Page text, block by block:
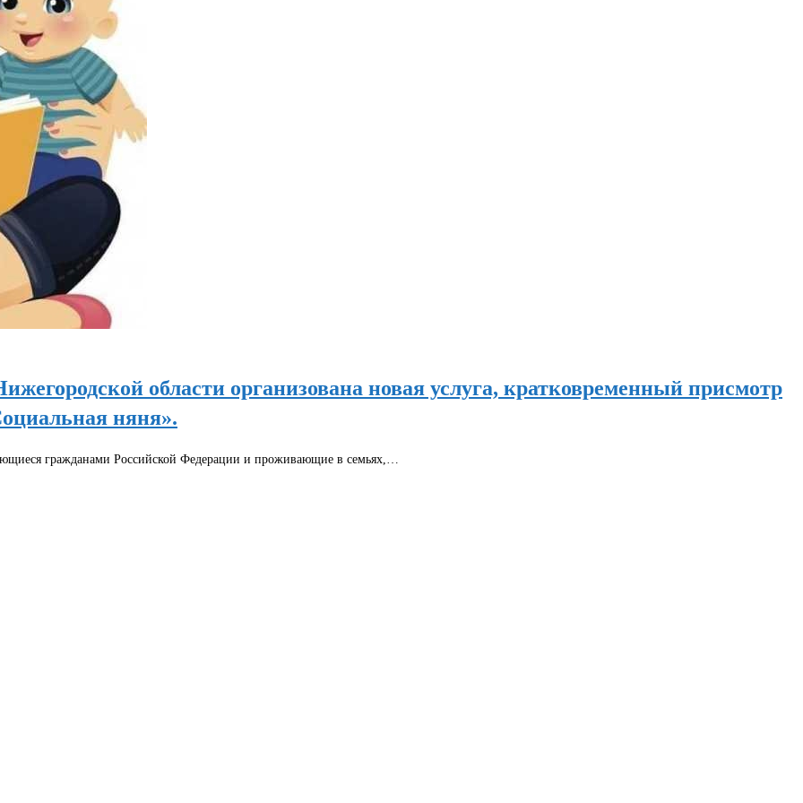
области организована новая услуга, кратковременный присмотр
няня».
гражданами Российской Федерации и проживающие в семьях,…